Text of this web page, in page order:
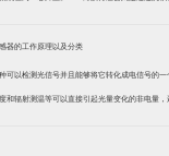
料，涂覆在陶瓷基片上
器的工作原理以及分类
可以检测光信号并且能够将它转化成电信号的
和辐射测温等可以直接引起光量变化的非电量